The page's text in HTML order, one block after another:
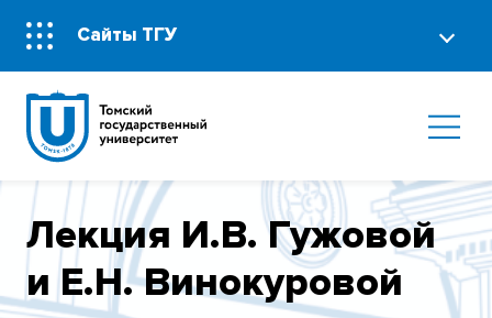
Сайты ТГУ
Лекция И.В. Гужовой
и Е.Н. Винокуровой